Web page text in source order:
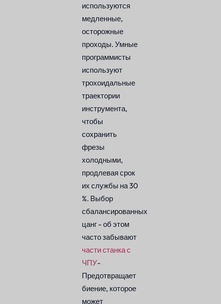
используются
медленные,
осторожные
проходы. Умные
программисты
используют
трохоидальные
траектории
инструмента,
чтобы
сохранить
фрезы
холодными,
продлевая срок
их службы на 30
%. Выбор
сбалансированных
цанг - об этом
часто забывают
части станка с
ЧПУ-
Предотвращает
биение, которое
может